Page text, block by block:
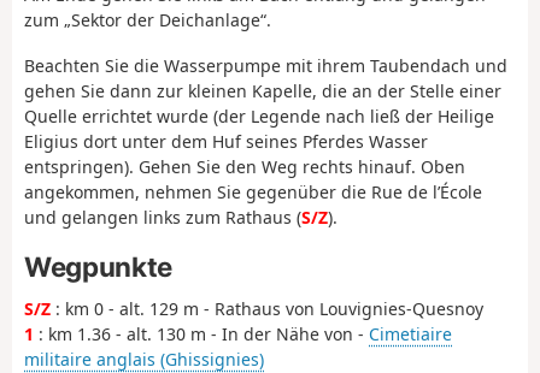
zum „Sektor der Deichanlage“.
Beachten Sie die Wasserpumpe mit ihrem Taubendach und
gehen Sie dann zur kleinen Kapelle, die an der Stelle einer
Quelle errichtet wurde (der Legende nach ließ der Heilige
Eligius dort unter dem Huf seines Pferdes Wasser
entspringen). Gehen Sie den Weg rechts hinauf. Oben
angekommen, nehmen Sie gegenüber die Rue de l’École
und gelangen links zum Rathaus (S/Z).
Wegpunkte
S/Z : km 0 - alt. 129 m - Rathaus von Louvignies-Quesnoy
1 : km 1.36 - alt. 130 m - In der Nähe von - Cimetiaire
militaire anglais (Ghissignies)